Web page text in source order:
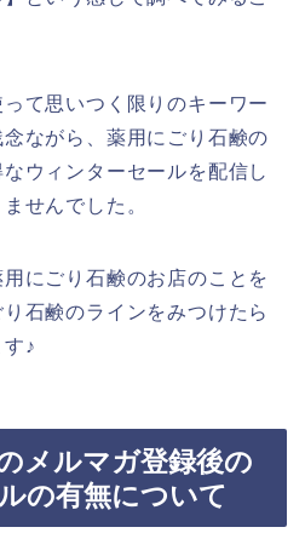
て思いつく限りのキーワー
ながら、薬用にごり石鹸の
ウィンターセールを配信し
せんでした。
にごり石鹸のお店のことを
石鹸のラインをみつけたら
♪
メルマガ登録後の
の有無について